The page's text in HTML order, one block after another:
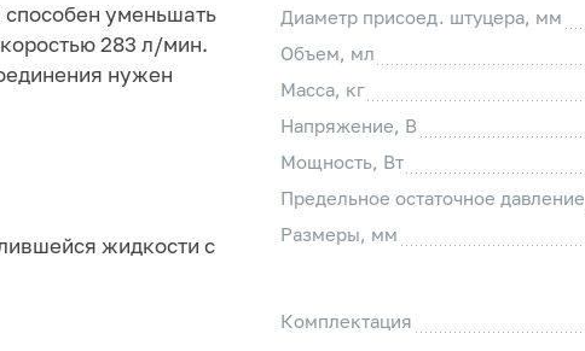
способен уменьшать
283 л/мин.
нужен
жидкости с
Диаметр присоед. штуцера, мм
Объем, мл
Масса, кг
Напряжение, В
Мощность, Вт
Предельное остаточное давление
Размеры, мм
Комплектация